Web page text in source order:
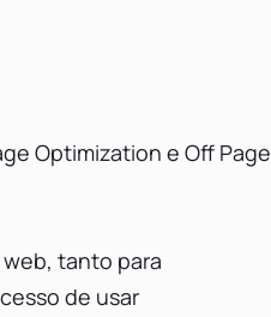
Optimization e Off Page
tanto para
de usar